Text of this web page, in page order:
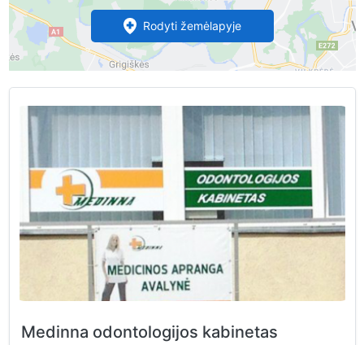
Rodyti žemėlapyje
Medinna odontologijos kabinetas